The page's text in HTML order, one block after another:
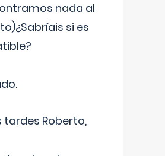
nada al
si es
tardes Roberto,